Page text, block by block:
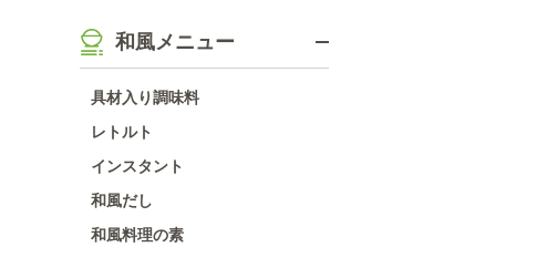
和風メニュー
具材入り調味料
レトルト
インスタント
和風だし
和風料理の素